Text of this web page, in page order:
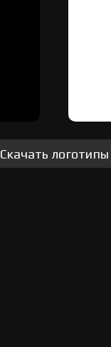
Скачать логотипы